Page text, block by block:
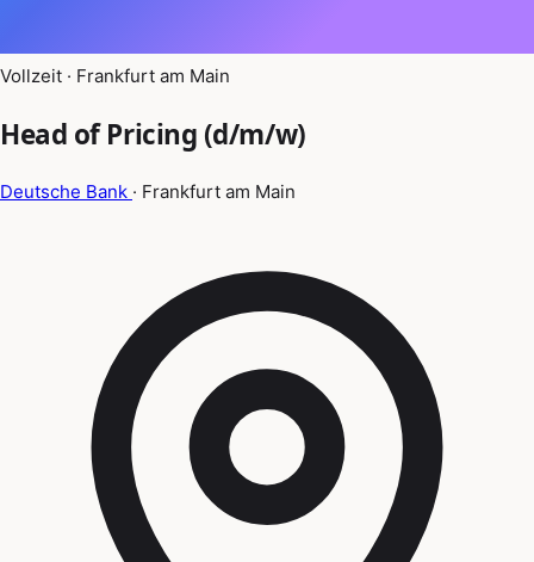
Vollzeit · Frankfurt am Main
Head of Pricing (d/m/w)
Deutsche Bank · Frankfurt am Main